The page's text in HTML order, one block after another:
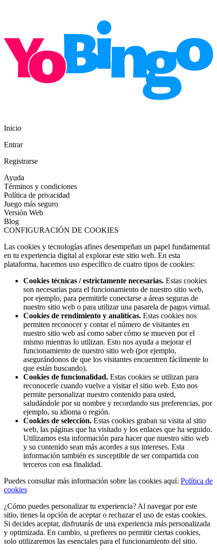
Inicio
Entrar
Registrarse
Ayuda
Términos y condiciones
Política de privacidad
Juego más seguro
Versión Web
Blog
CONFIGURACIÓN DE COOKIES
Las cookies y tecnologías afines desempeñan un papel fundamental
en tu experiencia digital al explorar este sitio web. En esta
plataforma, hacemos uso específico de cuatro tipos de cookies:
Cookies técnicas / estrictamente necesarias. Estas cookies
son necesarias para el funcionamiento de nuestro sitio web,
por ejemplo, para permitirle conectarse a áreas seguras de
nuestro sitio web o para utilizar una pasarela de pagos virtual.
Cookies de rendimiento y analíticas. Estas cookies nos
permiten reconocer y contar el número de visitantes en
nuestro sitio web así como saber cómo se mueven por el
mismo mientras lo utilizan. Esto nos ayuda a mejorar el
funcionamiento de nuestro sitio web (por ejemplo,
asegurándonos de que los visitantes encuentren fácilmente lo
que están buscando).
Cookies de funcionalidad. Estas cookies se utilizan para
reconocerle cuando vuelve a visitar el sitio web. Esto nos
permite personalizar nuestro contenido para usted,
saludándole por su nombre y recordando sus preferencias, por
ejemplo, su idioma o región.
Cookies de selección. Estas cookies graban su visita al sitio
web, las páginas que ha visitado y los enlaces que ha seguido.
Utilizamos esta información para hacer que nuestro sitio web
y su contenido sean más acordes a sus intereses. Esta
información también es susceptible de ser compartida con
terceros con esa finalidad.
Puedes consultar más información sobre las cookies aquí: Política de
cookies
¿Cómo puedes personalizar tu experiencia? Al navegar por este
sitio, tienes la opción de aceptar o rechazar el uso de estas cookies.
Si decides aceptar, disfrutarás de una experiencia más personalizada
y optimizada. En cambio, si prefieres no permitir ciertas cookies,
solo utilizaremos las esenciales para el funcionamiento del sitio.